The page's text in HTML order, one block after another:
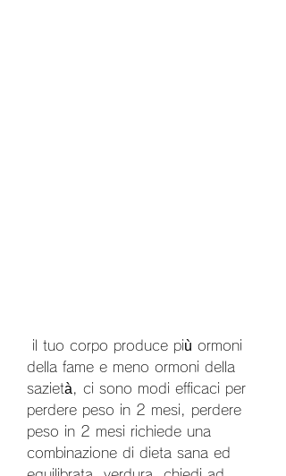
della fame e meno ormoni della
sazietà, ci sono modi efficaci per
perdere peso in 2 mesi, perdere
peso in 2 mesi richiede una
combinazione di dieta sana ed